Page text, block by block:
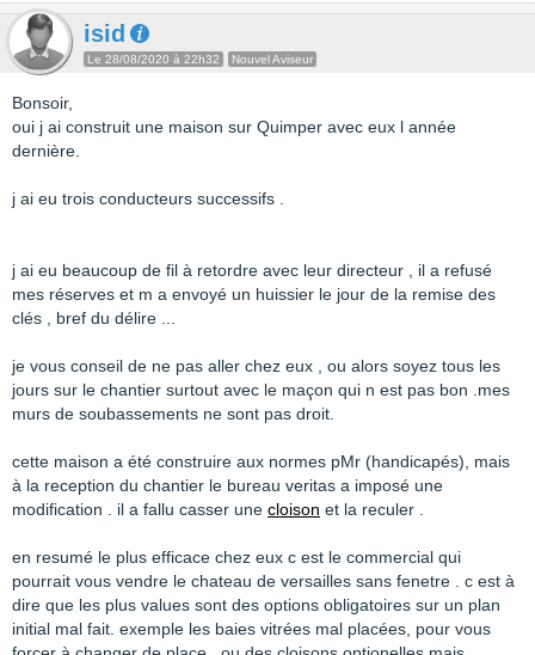
isid
Le 28/08/2020 à 22h32 Nouvel Aviseur
Bonsoir,
oui j ai construit une maison sur Quimper avec eux l année
dernière.
j ai eu trois conducteurs successifs .
j ai eu beaucoup de fil à retordre avec leur directeur , il a refusé
mes réserves et m a envoyé un huissier le jour de la remise des
clés , bref du délire ...
je vous conseil de ne pas aller chez eux , ou alors soyez tous les
jours sur le chantier surtout avec le maçon qui n est pas bon .mes
murs de soubassements ne sont pas droit.
cette maison a été construire aux normes pMr (handicapés), mais
à la reception du chantier le bureau veritas a imposé une
modification . il a fallu casser une cloison et la reculer .
en resumé le plus efficace chez eux c est le commercial qui
pourrait vous vendre le chateau de versailles sans fenetre . c est à
dire que les plus values sont des options obligatoires sur un plan
initial mal fait. exemple les baies vitrées mal placées, pour vous